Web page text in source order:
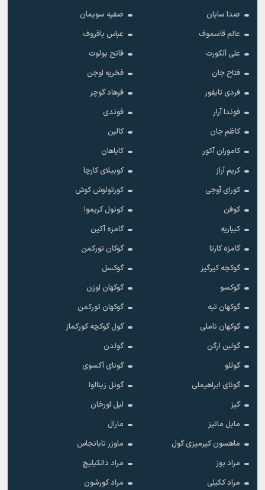
صدا سایان
صفیه سویمان
عالم قاسموف
عباس باقروف
علی آلکورت
فاتح بولوت
فتاح جان
فخریه اوجن
فردی تایفور
فرهاد گوچر
فوندا آرار
فوندی
کاظم جان
کالبن
کاموران آکور
کایاهان
کریم آراز
کوبیلای کارچا
کورای آوجی
کورتولوش کوش
کوفن
کونول کریموا
کیباریه
گامزه آکین
گامزه کارتا
گوکان تورکمن
گوکچه کیرگیز
گوکسل
گوکسو
گوکهان اوزن
گوکهان تپه
گوکهان تورکمن
گوکهان ناملی
گول گوکچه کورکماز
گولبن ارگن
گولدن
گوللو
گونای آکسوی
گونای ابراهیملی
گونل زینالوا
گیز
لیل اورخان
مابل ماتیز
مارال
ماهسون کیرمیزی گول
ماوزر تابانجاس
مراد بوز
مراد دالکیلیچ
مراد ککیلی
مراد کورشون